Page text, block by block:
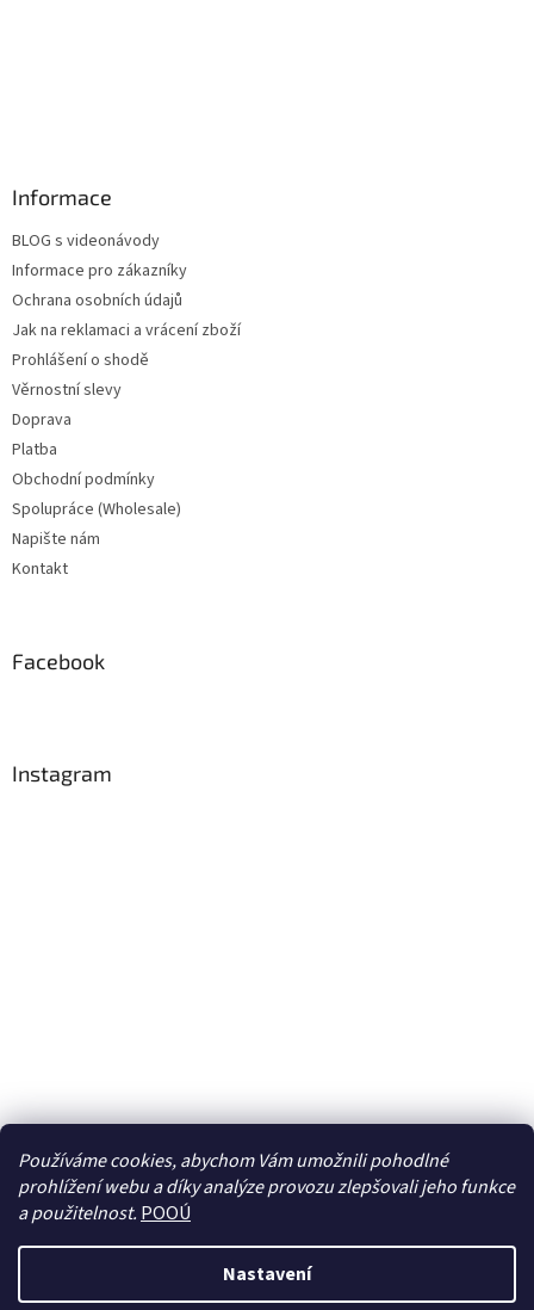
Používáme cookies, abychom Vám umožnili pohodlné
prohlížení webu a díky analýze provozu zlepšovali jeho funkce
a použitelnost. POOÚ
Nastavení
Informace
BLOG s videonávody
Informace pro zákazníky
Ochrana osobních údajů
Jak na reklamaci a vrácení zboží
Prohlášení o shodě
Věrnostní slevy
Doprava
Platba
Obchodní podmínky
Spolupráce (Wholesale)
Napište nám
Kontakt
Facebook
Instagram
Sledovat na Instagramu
Vytvořil Shoptet